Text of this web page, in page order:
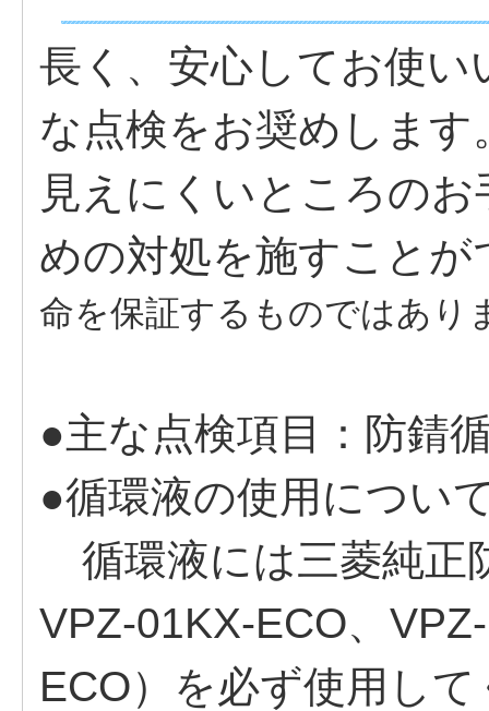
長く、安心してお使
な点検をお奨めしま
見えにくいところの
めの対処を施すことが
命を保証するものではあり
●主な点検項目：防錆
●循環液の使用につい
循環液には三菱純正
VPZ-01KX-ECO、
ECO）を必ず使用し